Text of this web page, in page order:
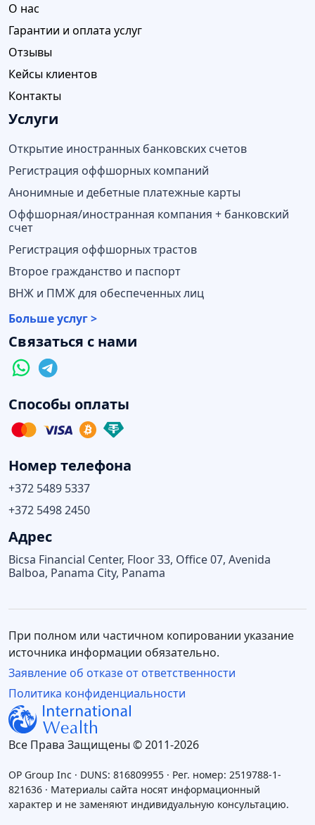
О нас
Гарантии и оплата услуг
Отзывы
Кейсы клиентов
Контакты
Услуги
Открытие иностранных банковских счетов
Регистрация оффшорных компаний
Анонимные и дебетные платежные карты
Оффшорная/иностранная компания + банковский
счет
Регистрация оффшорных трастов
Второе гражданство и паспорт
ВНЖ и ПМЖ для обеспеченных лиц
Больше услуг >
Связаться с нами
Способы оплаты
Номер телефона
+372 5489 5337
+372 5498 2450
Адрес
Bicsa Financial Center, Floor 33, Office 07, Avenida
Balboa, Panama City, Panama
Все Права Защищены © 2011-2026
Политика конфиденциальности
При полном или частичном копировании указание
источника информации обязательно.
Заявление об отказе от ответственности
OP Group Inc · DUNS: 816809955 · Рег. номер: 2519788-1-
821636 · Материалы сайта носят информационный
характер и не заменяют индивидуальную консультацию.